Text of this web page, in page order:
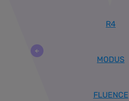
R4
MODUS
FLUENCE